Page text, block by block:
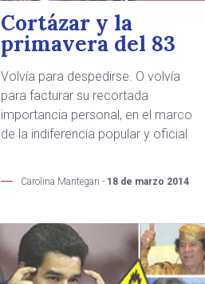
Cortázar y la
primavera del 83
Volvía para despedirse. O volvía
para facturar su recortada
importancia personal, en el marco
de la indiferencia popular y oficial
Carolina Mantegari - 18 de marzo 2014